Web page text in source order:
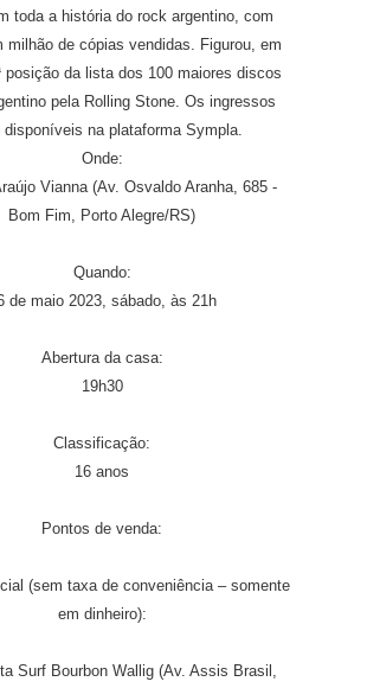
toda a história do rock argentino, com
milhão de cópias vendidas. Figurou, em
posição da lista dos 100 maiores discos
pela Rolling Stone. Os ingressos
disponíveis na plataforma Sympla.
Onde:
Vianna (Av. Osvaldo Aranha, 685 -
Bom Fim, Porto Alegre/RS)
Quando:
de maio 2023, sábado, às 21h
Abertura da casa:
19h30
Classificação:
16 anos
Pontos de venda:
(sem taxa de conveniência – somente
em dinheiro):
Surf Bourbon Wallig (Av. Assis Brasil,